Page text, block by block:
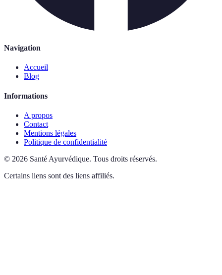
Navigation
Accueil
Blog
Informations
A propos
Contact
Mentions légales
Politique de confidentialité
© 2026 Santé Ayurvédique. Tous droits réservés.
Certains liens sont des liens affiliés.